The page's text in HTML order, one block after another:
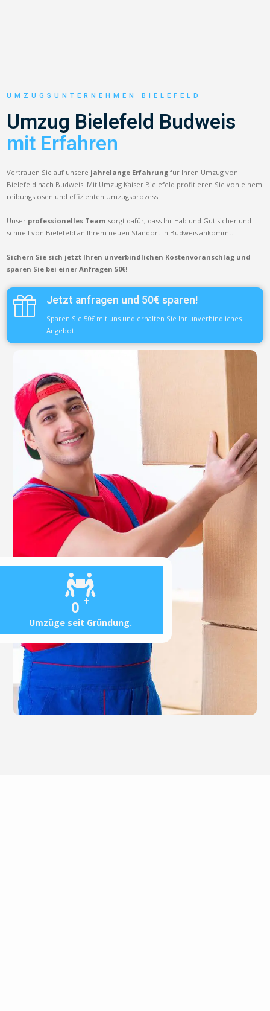
0 +
Umzüge seit Gründung.
UMZUGSUNTERNEHMEN BIELEFELD
Umzug Bielefeld Budweis
mit Erfahren
Vertrauen Sie auf unsere jahrelange Erfahrung für Ihren Umzug von
Bielefeld nach Budweis. Mit Umzug Kaiser Bielefeld profitieren Sie von einem
reibungslosen und effizienten Umzugsprozess.
Unser professionelles Team sorgt dafür, dass Ihr Hab und Gut sicher und
schnell von Bielefeld an Ihrem neuen Standort in Budweis ankommt.
Sichern Sie sich jetzt Ihren unverbindlichen Kostenvoranschlag und
sparen Sie bei einer Anfragen 50€!
Jetzt anfragen und 50€ sparen!
Sparen Sie 50€ mit uns und erhalten Sie Ihr unverbindliches
Angebot.